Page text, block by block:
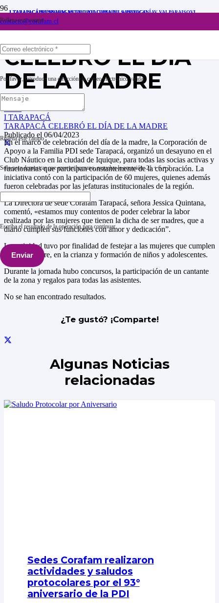
contacto@corafam.cl
Rellena este campo
Por favor, introduce una dirección de correo electrónico válida.
Rellena este campo
Solo para demostrar que eres un humano, resuelve la ecuación:21 + 6 = ?
Escriba el resultado de la operación para continuar
Enviar
TARAPACÁ
CELEBRÓ EL DÍA
DE LA MADRE
I TARAPACÁ
TARAPACÁ CELEBRÓ EL DÍA DE LA MADRE
Publicado el 06/04/2023
En el marco de celebración del día de la madre, la Corporación de
Apoyo a la Familia PDI sede Tarapacá, organizó un desayuno en el
Club Náutico en la ciudad de Iquique, para todas las socias activas y
funcionarias que participan constantemente de la corporación. La
iniciativa contó con la participación de 60 mujeres, quienes además
fueron celebradas por las jefaturas institucionales de la región.
La Directora de sede Corafam Tarapacá, señora Jessica Quintana,
comentó, «estamos muy contentos de poder celebrar la labor
realizada por las mujeres que tienen la dicha de ser madres, que a
diario cumplen sus funciones con amor y dedicación”.
La actividad tuvo por finalidad de festejar a las mujeres que cumplen
el rol de madre, en la crianza y formación de niños y adolescentes.
Durante la jornada hubo concursos, la participación de un cantante
de la zona y regalos para todas las asistentes.
No se han encontrado resultados.
¿Te gustó? ¡Comparte!
Algunas Noticias
relacionadas
I TARAPACÁII ANTOFAGASTAIII ATACAMAIX LA ARAUCANÍAV VALPARAISOVI
GENERAL CARLOS IBÁÑEZ DEL CAMPO
Sedes Corafam realizaron
actividades y saludos
protocolares por el 93°
aniversario de la PDI
I TARAPACÁPRENSARM METROPOLITANA DE SANTIAGO
I TARAPACÁPRENSA